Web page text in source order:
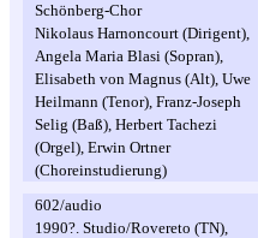
Schönberg-Chor
Nikolaus Harnoncourt (Dirigent),
Angela Maria Blasi (Sopran),
Elisabeth von Magnus (Alt), Uwe
Heilmann (Tenor), Franz-Joseph
Selig (Baß), Herbert Tachezi
(Orgel), Erwin Ortner
(Choreinstudierung)
602/audio
1990?. Studio/Rovereto (TN),